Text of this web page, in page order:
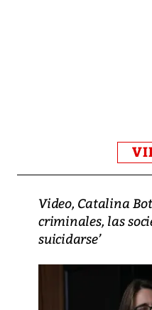
Video, Catalina
criminales, las
suicidarse’